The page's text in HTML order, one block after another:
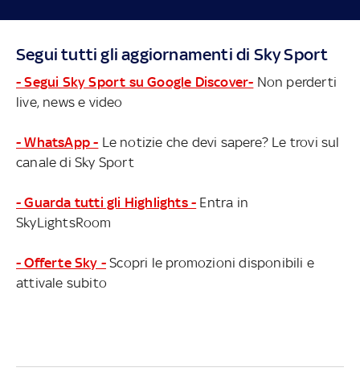
Segui tutti gli aggiornamenti di Sky Sport
- Segui Sky Sport su Google Discover- Non perderti
live, news e video
- WhatsApp - Le notizie che devi sapere? Le trovi sul
canale di Sky Sport
- Guarda tutti gli Highlights - Entra in
SkyLightsRoom
- Offerte Sky - Scopri le promozioni disponibili e
attivale subito